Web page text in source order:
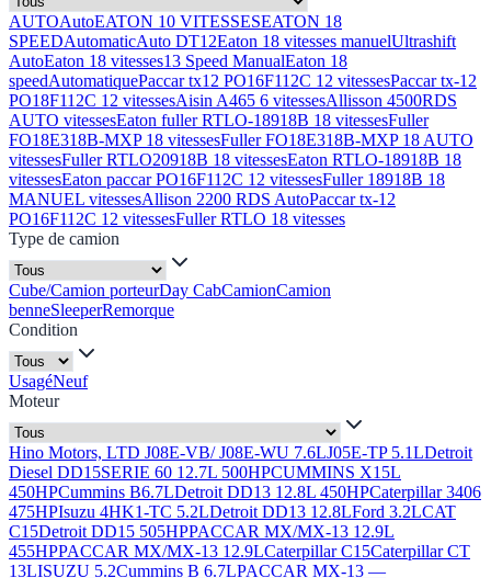
AUTOAutoEATON 10 VITESSESEATON 18
SPEEDAutomaticAuto DT12Eaton 18 vitesses manuelUltrashift
AutoEaton 18 vitesses13 Speed ManualEaton 18
speedAutomatiquePaccar tx12 PO16F112C 12 vitessesPaccar tx-12
PO18F112C 12 vitessesAisin A465 6 vitessesAllisson 4500RDS
AUTO vitessesEaton fuller RTLO-18918B 18 vitessesFuller
FO18E318B-MXP 18 vitessesFuller FO18E318B-MXP 18 AUTO
vitessesFuller RTLO20918B 18 vitessesEaton RTLO-18918B 18
vitessesEaton paccar PO16F112C 12 vitessesFuller 18918B 18
MANUEL vitessesAllison 2200 RDS AutoPaccar tx-12
PO16F112C 12 vitessesFuller RTLO 18 vitesses
Type de camion
Cube/Camion porteurDay CabCamionCamion
benneSleeperRemorque
Condition
UsagéNeuf
Moteur
Hino Motors, LTD J08E-VB/ J08E-WU 7.6LJ05E-TP 5.1LDetroit
Diesel DD15SERIE 60 12.7L 500HPCUMMINS X15L
450HPCummins B6.7LDetroit DD13 12.8L 450HPCaterpillar 3406
475HPIsuzu 4HK1-TC 5.2LDetroit DD13 12.8LFord 3.2LCAT
C15Detroit DD15 505HPPACCAR MX/MX-13 12.9L
455HPPACCAR MX/MX-13 12.9LCaterpillar C15Caterpillar CT
13LISUZU 5.2Cummins B 6.7LPACCAR MX-13 —